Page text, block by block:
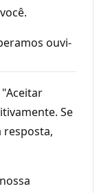
ouvi-
Se
resposta,